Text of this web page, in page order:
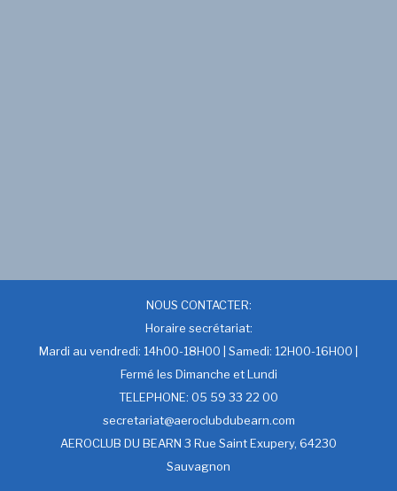
NOUS CONTACTER:
Horaire secrétariat:
Mardi au vendredi: 14h00-18H00 | Samedi: 12H00-16H00 |
Fermé les Dimanche et Lundi
TELEPHONE: 05 59 33 22 00
secretariat@aeroclubdubearn.com
AEROCLUB DU BEARN 3 Rue Saint Exupery, 64230
Sauvagnon